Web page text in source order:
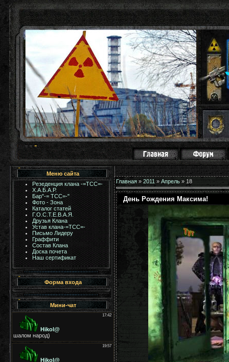
Меню сайта
Резеденция клана -=ТСС=-
Х.А.Б.А.Р.
Бар"-= TCC=-"
Фото - Зона
Каталог статей
Г.О.С.Т.Е.В.А.Я.
Друзья Клана
Устав клана-=ТСС=-
Письмо Лидеру
Граффити
Состав Клана
Доска почета
Наш сертификат
Форма входа
Мини-чат
Главная » 2011 » Апрель » 18
День Рождения Максима!